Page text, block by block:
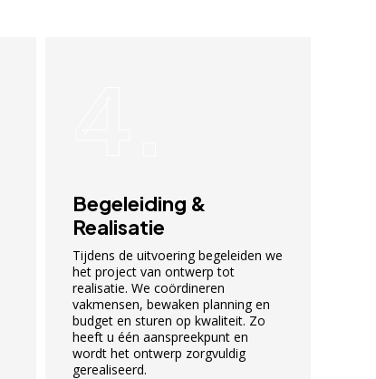
Begeleiding &
Realisatie
Tijdens de uitvoering begeleiden we
het project van ontwerp tot
realisatie. We coördineren
vakmensen, bewaken planning en
budget en sturen op kwaliteit. Zo
heeft u één aanspreekpunt en
wordt het ontwerp zorgvuldig
gerealiseerd.